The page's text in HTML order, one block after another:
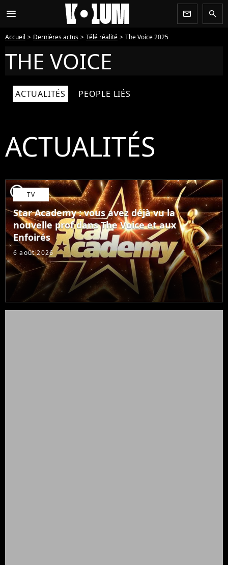
menu newsletter search
Accueil Dernières actus Télé réalité The Voice 2025
THE VOICE
ACTUALITÉS PEOPLE LIÉS
ACTUALITÉS
player2 TV
Star Academy : vous avez déjà vu la
nouvelle prof dans The Voice et aux
Enfoirés
6 août 2026